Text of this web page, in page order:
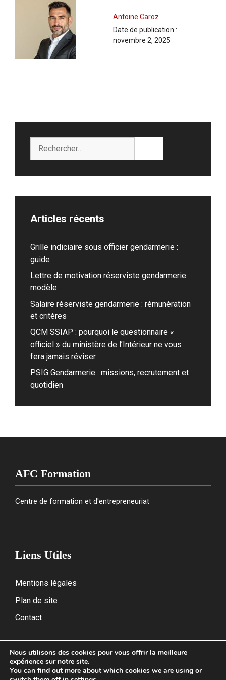
Antoine Caroz
Date de publication :
novembre 2, 2025
Articles récents
Grille indiciaire sous officier gendarmerie :
guide
Lettre de motivation réserviste gendarmerie :
modèle
Salaire réserviste gendarmerie : rémunération
et critères
QCM SSIAP : pourquoi le questionnaire «
officiel » du ministère de l’Intérieur ne vous
fera jamais réviser
PSIG Gendarmerie : missions, recrutement et
quotidien
AFC Formation
Centre de formation et d'entrepreneuriat
Liens Utiles
Mentions légales
Plan de site
Contact
2026
Nous utilisons des cookies pour vous offrir la meilleure
expérience sur notre site.
You can find out more about which cookies we are using or